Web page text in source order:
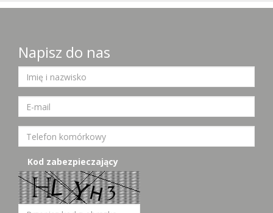
Napisz do nas
Kod zabezpieczający